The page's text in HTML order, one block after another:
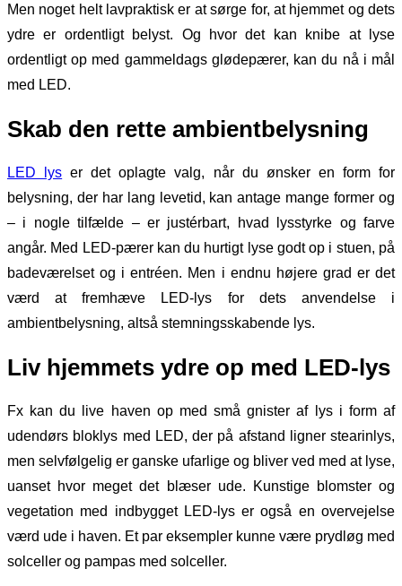
Men noget helt lavpraktisk er at sørge for, at hjemmet og dets
ydre er ordentligt belyst. Og hvor det kan knibe at lyse
ordentligt op med gammeldags glødepærer, kan du nå i mål
med LED.
Skab den rette ambientbelysning
LED lys er det oplagte valg, når du ønsker en form for
belysning, der har lang levetid, kan antage mange former og
– i nogle tilfælde – er justérbart, hvad lysstyrke og farve
angår. Med LED-pærer kan du hurtigt lyse godt op i stuen, på
badeværelset og i entréen. Men i endnu højere grad er det
værd at fremhæve LED-lys for dets anvendelse i
ambientbelysning, altså stemningsskabende lys.
Liv hjemmets ydre op med LED-lys
Fx kan du live haven op med små gnister af lys i form af
udendørs bloklys med LED, der på afstand ligner stearinlys,
men selvfølgelig er ganske ufarlige og bliver ved med at lyse,
uanset hvor meget det blæser ude. Kunstige blomster og
vegetation med indbygget LED-lys er også en overvejelse
værd ude i haven. Et par eksempler kunne være prydløg med
solceller og pampas med solceller.